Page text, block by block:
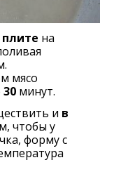
плите на
мясо
30 минут.
и в
чтобы у
форму с